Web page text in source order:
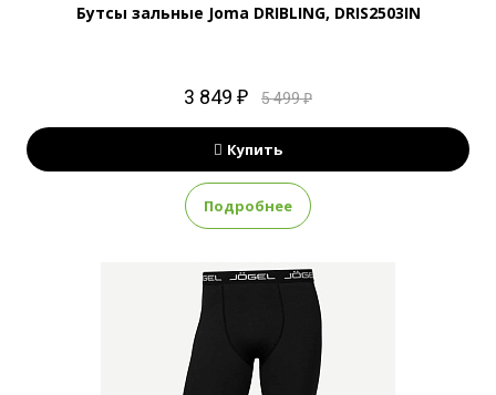
Бутсы зальные Joma DRIBLING, DRIS2503IN
3 849 ₽ 5 499 ₽
Купить
Подробнее